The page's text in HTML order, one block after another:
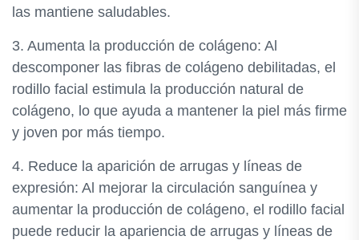
las mantiene saludables.
3. Aumenta la producción de colágeno: Al
descomponer las fibras de colágeno debilitadas, el
rodillo facial estimula la producción natural de
colágeno, lo que ayuda a mantener la piel más firme
y joven por más tiempo.
4. Reduce la aparición de arrugas y líneas de
expresión: Al mejorar la circulación sanguínea y
aumentar la producción de colágeno, el rodillo facial
puede reducir la apariencia de arrugas y líneas de